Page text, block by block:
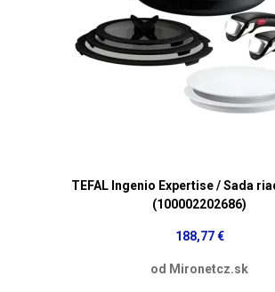
TEFAL Ingenio Expertise / Sada
(100002202686)
188,77 €
od Mironetcz.sk